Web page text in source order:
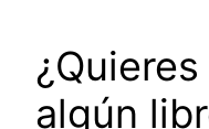
algún